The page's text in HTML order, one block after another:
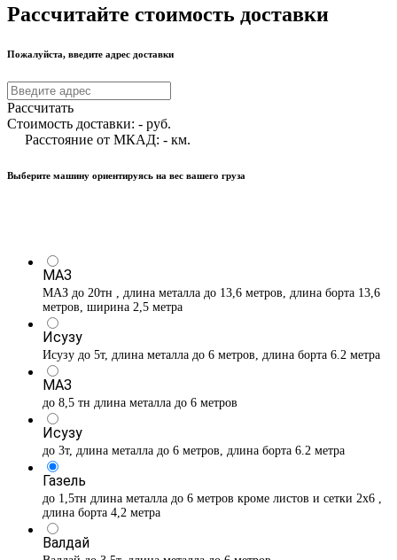
Рассчитайте стоимость доставки
Пожалуйста, введите адрес доставки
Рассчитать
Стоимость доставки: - руб.
Расстояние от МКАД: - км.
Выберите машину ориентируясь на вес вашего груза
МАЗ
МАЗ до 20тн , длина металла до 13,6 метров, длина борта 13,6
метров, ширина 2,5 метра
Исузу
Исузу до 5т, длина металла до 6 метров, длина борта 6.2 метра
МАЗ
до 8,5 тн длина металла до 6 метров
Исузу
до 3т, длина металла до 6 метров, длина борта 6.2 метра
Газель
до 1,5тн длина металла до 6 метров кроме листов и сетки 2х6 ,
длина борта 4,2 метра
Валдай